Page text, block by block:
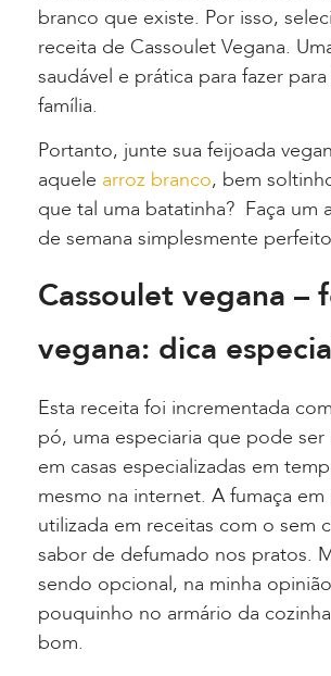
branco que existe. Por isso,
receita de Cassoulet Vegana.
saudável e prática para fazer
família.
Portanto, junte sua feijoada
aquele arroz branco, bem
que tal uma batatinha? Faça um
de semana simplesmente
Cassoulet vegana –
vegana: dica
Esta receita foi incrementada
pó, uma especiaria que pode
em casas especializadas em
mesmo na internet. A fumaça
utilizada em receitas com o sem
sabor de defumado nos pratos.
sendo opcional, na minha
pouquinho no armário da
bom.